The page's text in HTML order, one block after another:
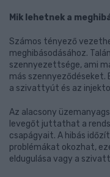
Mik lehetnek a
Számos tényező
meghibásodásához.
szennyezettsége, ami
más szennyeződéseket.
a szivattyút és az
Az alacsony
levegőt juttathat a
csapágyait. A hibás
problémákat okozhat,
eldugulása vagy a